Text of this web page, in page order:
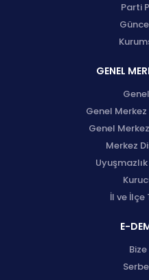
Parti
GENEL
Genel
Genel
Merkez
İl ve İlçe
E-